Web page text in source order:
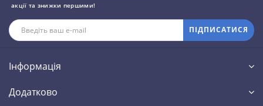
акції та знижки першими!
ПІДПИСАТИСЯ
Інформація
Додатково